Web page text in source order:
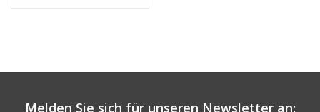
Melden Sie sich für unseren Newsletter an: